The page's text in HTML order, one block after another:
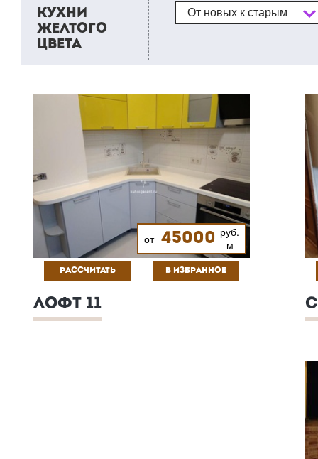
КУХНИ
ЖЕЛТОГО
ЦВЕТА
Сортировка
От новых к старым
от 45000 руб.
м
РАССЧИТАТЬ В ИЗБРАННОЕ
ЛОФТ 11